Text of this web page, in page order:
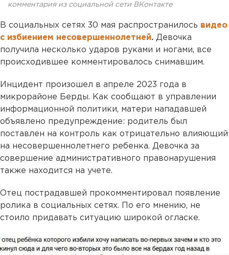
комментария из социальной сети ВКонтакте
В социальных сетях 30 мая распространилось видео
с избиением несовершеннолетней. Девочка
получила несколько ударов руками и ногами, все
происходившее комментировалось снимавшим.
Инцидент произошел в апреле 2023 года в
микрорайоне Берды. Как сообщают в управлении
информационной политики, матери нападавшей
объявлено предупреждение: родитель был
поставлен на контроль как отрицательно влияющий
на несовершеннолетнего ребенка. Девочка за
совершение административного правонарушения
также находится на учете.
Отец пострадавшей прокомментировал появление
ролика в социальных сетях. По его мнению, не
стоило придавать ситуацию широкой огласке.